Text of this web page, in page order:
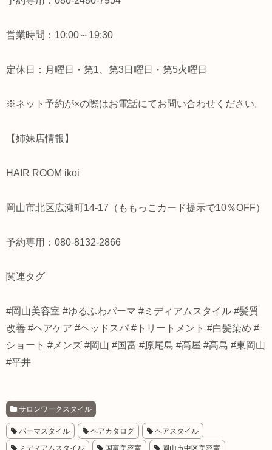
営業時間：10:00～19:30
定休日：月曜日・第1、第3日曜日・第5火曜日
※ネット予約が×の際はお電話にてお問い合わせください。
【姉妹店情報】
HAIR ROOM ikoi
岡山市北区広瀬町14-17（ももっこカード提示で10％OFF）
予約専用：080-8132-2866
関連タグ
#岡山美容室 #ゆるふわパーマ #ミディアムスタイル #髪質
改善 #ヘアケア #ヘッドスパ #トリートメント #白髪染め #
ショート #メンズ #岡山 #国富 #原尾島 #高屋 #高島 #東岡山
#平井
サロンワークスタイル
パーマスタイル ヘアカタログ
ヘアスタイル